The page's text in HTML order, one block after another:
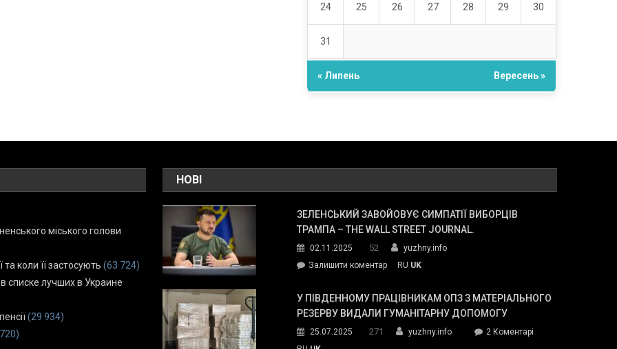
24 25 26 27 28 29 30
31
« Липень Вересень »
міського голови
коли її застосують (63 724)
списке лучших в Украине
(29 934)
НОВІ
ЗЕЛЕНСЬКИЙ ЗАВОЙОВУЄ СИМПАТІЇ ВИБОРЦІВ
ТРАМПА – THE WALL STREET JOURNAL.
02.11.2025 52
yuzhny.info
Залишити коментарon
завойовує
симпатії
Трампа
RU UK
У ПІВДЕННОМУ ПРАЦІВНИКАМ ОПЗ З МАТЕРІАЛЬНОГО
РЕЗЕРВУ ВИДАЛИ ГУМАНІТАРНУ ДОПОМОГУ
25.07.2025 271 yuzhny.info 2 Коментарідо